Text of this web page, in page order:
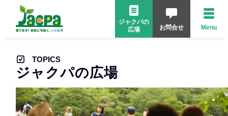
ジャクパの
広場
お問合せ Menu
TOPICS
ジャクパの広場